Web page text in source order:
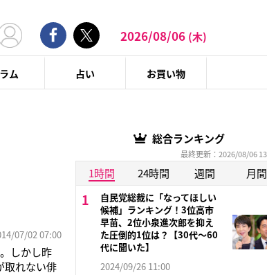
2026/08/06 (木)
ム 占い お買い物
07/02 07:00
しかし昨
取れない俳
総合ランキング
最終更新：2026/08/06
1時間 24時間 週間 月間
自民党総裁に「なってほしい
候補」ランキング！3位高市
早苗、2位小泉進次郎を抑え
た圧倒的1位は？【30代〜60
代に聞いた】
2024/09/26 11:00